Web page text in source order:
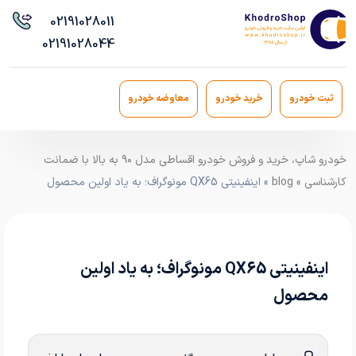
02191028011
02191028044
ثبت خودرو خرید خودرو معاوضه خودرو
خودرو شاپ، خرید و فروش خودرو اقساطی مدل ۹۰ به بالا با ضمانت
کارشناسی »
blog » اینفینیتی QX65 مونوگراف؛ به یاد اولین محصول
اینفینیتی QX65 مونوگراف؛ به یاد اولین
محصول